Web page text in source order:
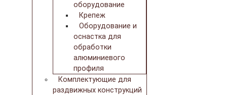
оборудование
Крепеж
Оборудование и
оснастка для
обработки
алюминиевого
профиля
Комплектующие для
раздвижных конструкций